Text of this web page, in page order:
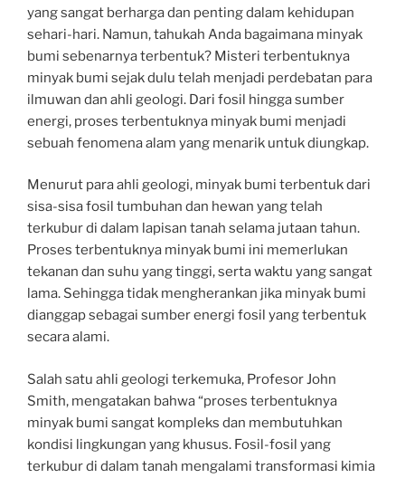
yang sangat berharga dan penting dalam kehidupan
sehari-hari. Namun, tahukah Anda bagaimana minyak
bumi sebenarnya terbentuk? Misteri terbentuknya
minyak bumi sejak dulu telah menjadi perdebatan para
ilmuwan dan ahli geologi. Dari fosil hingga sumber
energi, proses terbentuknya minyak bumi menjadi
sebuah fenomena alam yang menarik untuk diungkap.
Menurut para ahli geologi, minyak bumi terbentuk dari
sisa-sisa fosil tumbuhan dan hewan yang telah
terkubur di dalam lapisan tanah selama jutaan tahun.
Proses terbentuknya minyak bumi ini memerlukan
tekanan dan suhu yang tinggi, serta waktu yang sangat
lama. Sehingga tidak mengherankan jika minyak bumi
dianggap sebagai sumber energi fosil yang terbentuk
secara alami.
Salah satu ahli geologi terkemuka, Profesor John
Smith, mengatakan bahwa “proses terbentuknya
minyak bumi sangat kompleks dan membutuhkan
kondisi lingkungan yang khusus. Fosil-fosil yang
terkubur di dalam tanah mengalami transformasi kimia